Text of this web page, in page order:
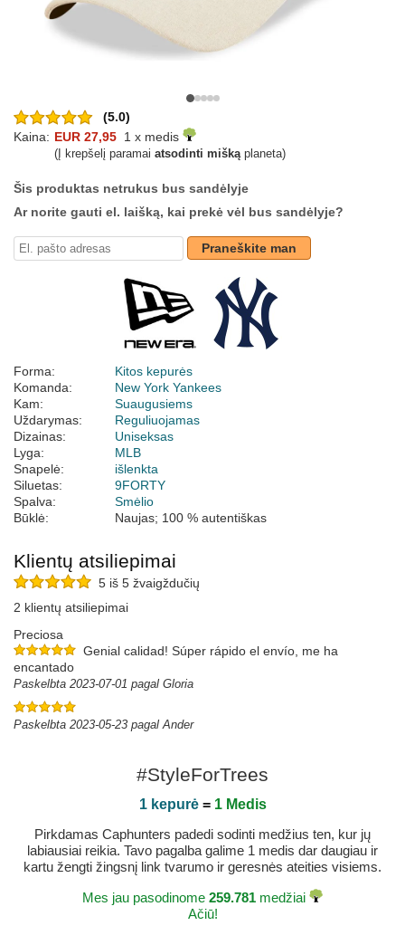
(5.0)
Kaina: EUR 27,95 1 x medis
(Į krepšelį paramai atsodinti miškąplaneta)
Šis produktas netrukus bus sandėlyje
Ar norite gauti el. laišką, kai prekė vėl bus sandėlyje?
Praneškite man
Forma:
Kitos kepurės
Komanda:
New York Yankees
Kam:
Suaugusiems
Uždarymas:
Reguliuojamas
Dizainas:
Uniseksas
Lyga:
MLB
Snapelė:
išlenkta
Siluetas:
9FORTY
Spalva:
Smėlio
Būklė:
Naujas; 100 % autentiškas
Klientų atsiliepimai
5 iš 5 žvaigždučių
2 klientų atsiliepimai
Preciosa
Genial calidad! Súper rápido el envío, me ha
encantado
Paskelbta 2023-07-01 pagal Gloria
Paskelbta 2023-05-23 pagal Ander
#StyleForTrees
1 kepurė= 1 Medis
Pirkdamas Caphunters padedi sodinti medžius ten, kur jų
labiausiai reikia. Tavo pagalba galime 1 medis dar daugiau ir
kartu žengti žingsnį link tvarumo ir geresnės ateities visiems.
Mes jau pasodinome 259.781 medžiai
Ačiū!